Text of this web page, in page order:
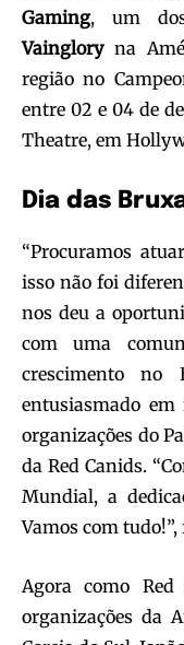
Gaming, um
Vaingloryna
região no
entre 02 e 04 de
Theatre, em
Dia das
“Procuramos
isso não foi
nos deu a
com uma
crescimento no
entusiasmado
organizações do
da Red Canids.
Mundial, a
Vamos com
Agora como
organizações da